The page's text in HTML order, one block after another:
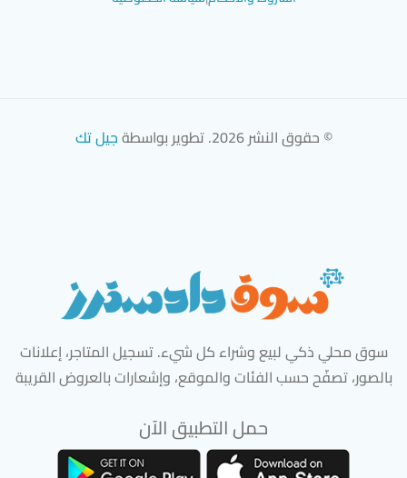
© حقوق النشر 2026. تطوير بواسطة جيل تك
سوق محلي ذكي لبيع وشراء كل شيء. تسجيل المتاجر، إعلانات
بالصور، تصفّح حسب الفئات والموقع، وإشعارات بالعروض القريبة
حمل التطبيق الآن